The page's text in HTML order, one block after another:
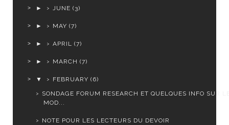
► JUNE (3)
► MAY (7)
► APRIL (7)
► MARCH (7)
▼ FEBRUARY (6)
SONDAGE FORUM RESEARCH ET QUELQUES INFO SUR
MOD...
NOTE POUR LES LECTEURS DU DEVOIR